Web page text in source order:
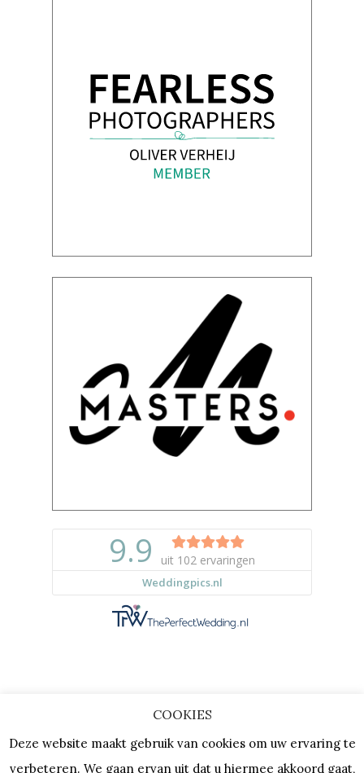
| KVK: 64667154 |Vacatures
COOKIES
Deze website maakt gebruik van cookies om uw ervaring te
verbeteren. We gaan ervan uit dat u hiermee akkoord gaat,